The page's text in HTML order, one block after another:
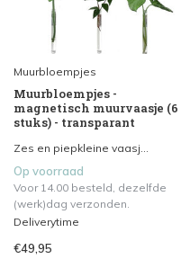
Muurbloempjes
Muurbloempjes -
magnetisch muurvaasje (6
stuks) - transparant
Zes en piepkleine vaasj...
Op voorraad
Voor 14.00 besteld, dezelfde
(werk)dag verzonden.
Deliverytime
€49,95